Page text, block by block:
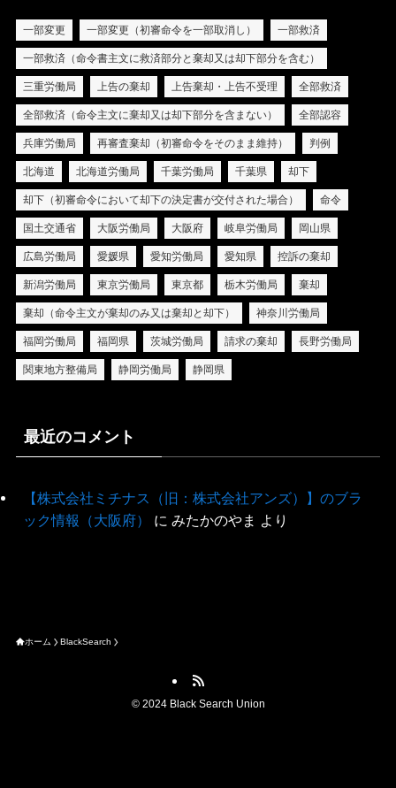
一部変更 一部変更（初審命令を一部取消し） 一部救済
一部救済（命令書主文に救済部分と棄却又は却下部分を含む）
三重労働局 上告の棄却 上告棄却・上告不受理 全部救済
全部救済（命令主文に棄却又は却下部分を含まない） 全部認容
兵庫労働局 再審査棄却（初審命令をそのまま維持） 判例
北海道 北海道労働局 千葉労働局 千葉県 却下
却下（初審命令において却下の決定書が交付された場合） 命令
国土交通省 大阪労働局 大阪府 岐阜労働局 岡山県
広島労働局 愛媛県 愛知労働局 愛知県 控訴の棄却
新潟労働局 東京労働局 東京都 栃木労働局 棄却
棄却（命令主文が棄却のみ又は棄却と却下） 神奈川労働局
福岡労働局 福岡県 茨城労働局 請求の棄却 長野労働局
関東地方整備局 静岡労働局 静岡県
最近のコメント
【株式会社ミチナス（旧：株式会社アンズ）】のブラ
ック情報（大阪府）
に みたかのやま より
ホーム BlackSearch
©2024 Black Search Union